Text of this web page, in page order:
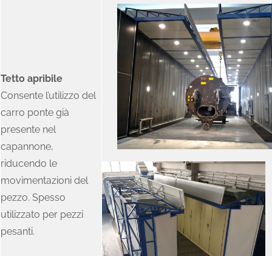
Tetto apribile
Consente l’utilizzo del
carro ponte già
presente nel
capannone,
riducendo le
movimentazioni del
pezzo. Spesso
utilizzato per pezzi
pesanti.